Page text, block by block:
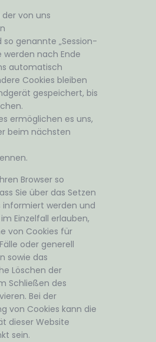
von uns
so genannte „Session-
werden nach Ende
automatisch
Cookies bleiben
gespeichert, bis
ermöglichen es uns,
beim nächsten
Browser so
Sie über das Setzen
informiert werden und
Einzelfall erlauben,
von Cookies für
oder generell
sowie das
Löschen der
Schließen des
Bei der
von Cookies kann die
dieser Website
sein.